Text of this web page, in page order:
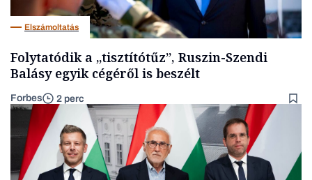
Elszámoltatás
Folytatódik a „tisztítótűz”, Ruszin-Szendi
Balásy egyik cégéről is beszélt
Forbes 2 perc